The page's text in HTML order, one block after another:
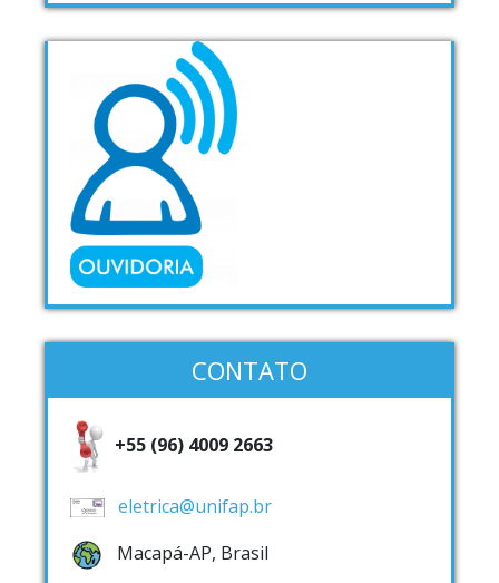
CONTATO
+55 (96) 4009 2663
eletrica@unifap.br
Macapá-AP, Brasil